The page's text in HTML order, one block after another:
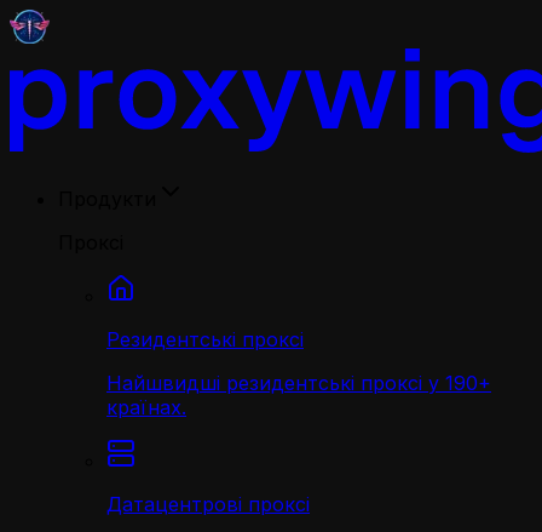
Резидентські проксі
Найшвидші резидентські проксі у 190+
країнах.
Датацентрові проксі